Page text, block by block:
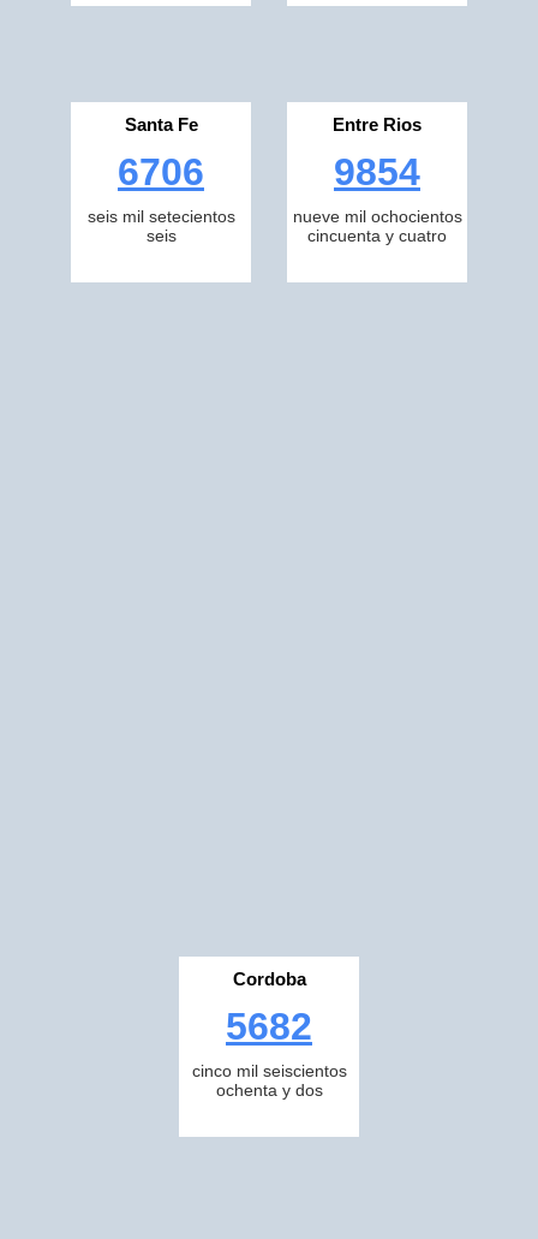
Santa Fe
6706
seis mil setecientos
seis
Entre Rios
9854
nueve mil ochocientos
cincuenta y cuatro
Cordoba
5682
cinco mil seiscientos
ochenta y dos